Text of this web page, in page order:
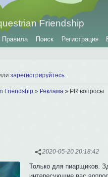
Friendship
Правила Поиск Регистрация
зарегистрируйтесь
Friendship » Реклама » PR вопросы
2020-05-20 20:18:42
Только для пиарщиков.